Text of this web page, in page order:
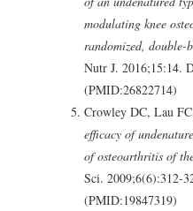
modulating knee
randomized,
Nutr J. 2016;15:14.
(PMID:26822714)
Crowley DC, Lau
efficacy of
of osteoarthritis of
Sci. 2009;6(6):312-
(PMID:19847319)